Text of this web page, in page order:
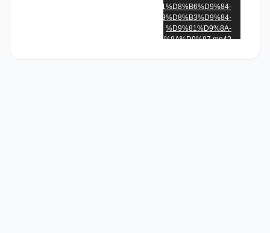
content/uploads/2020/06/%D8%A7%D9%81%D8%B6%D9%84-
%D8%B9%D8%B3%D9%84-
%D9%81%D9%8A-